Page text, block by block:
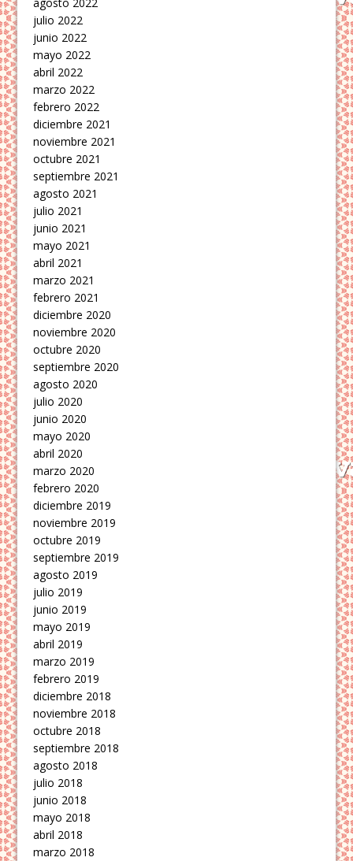
julio 2022
junio 2022
mayo 2022
abril 2022
marzo 2022
febrero 2022
diciembre 2021
noviembre 2021
octubre 2021
septiembre 2021
agosto 2021
julio 2021
junio 2021
mayo 2021
abril 2021
marzo 2021
febrero 2021
diciembre 2020
noviembre 2020
octubre 2020
septiembre 2020
agosto 2020
julio 2020
junio 2020
mayo 2020
abril 2020
marzo 2020
febrero 2020
diciembre 2019
noviembre 2019
octubre 2019
septiembre 2019
agosto 2019
julio 2019
junio 2019
mayo 2019
abril 2019
marzo 2019
febrero 2019
diciembre 2018
noviembre 2018
octubre 2018
septiembre 2018
agosto 2018
julio 2018
junio 2018
mayo 2018
abril 2018
marzo 2018